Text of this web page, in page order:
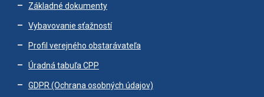
Základné dokumenty
Vybavovanie sťažností
Profil verejného obstarávateľa
Úradná tabuľa CPP
GDPR (Ochrana osobných údajov)